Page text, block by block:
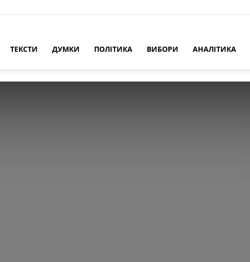
ТЕКСТИ ДУМКИ ПОЛІТИКА ВИБОРИ АНАЛІТИКА